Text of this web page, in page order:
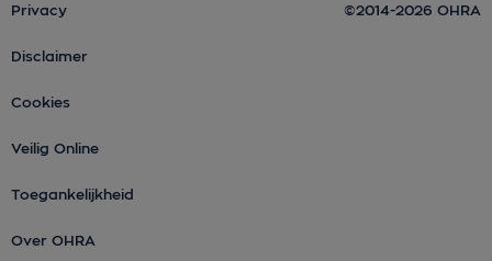
Privacy
Disclaimer
Cookies
Veilig Online
Toegankelijkheid
Over OHRA
©2014-2026 OHRA